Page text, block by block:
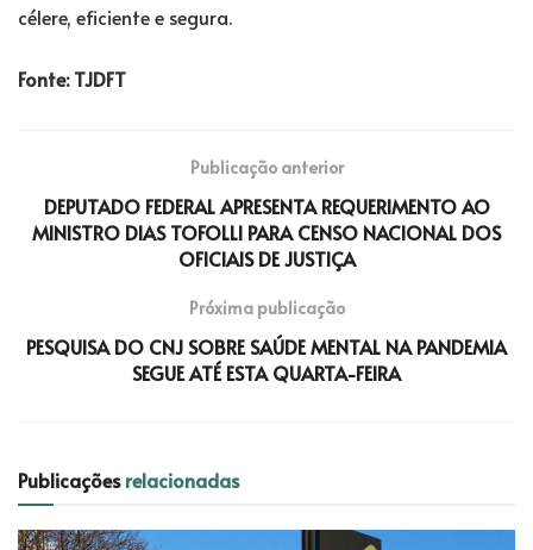
célere, eficiente e segura.
Fonte: TJDFT
Publicação anterior
DEPUTADO FEDERAL APRESENTA REQUERIMENTO AO
MINISTRO DIAS TOFOLLI PARA CENSO NACIONAL DOS
OFICIAIS DE JUSTIÇA
Próxima publicação
PESQUISA DO CNJ SOBRE SAÚDE MENTAL NA PANDEMIA
SEGUE ATÉ ESTA QUARTA-FEIRA
Publicaçõesrelacionadas